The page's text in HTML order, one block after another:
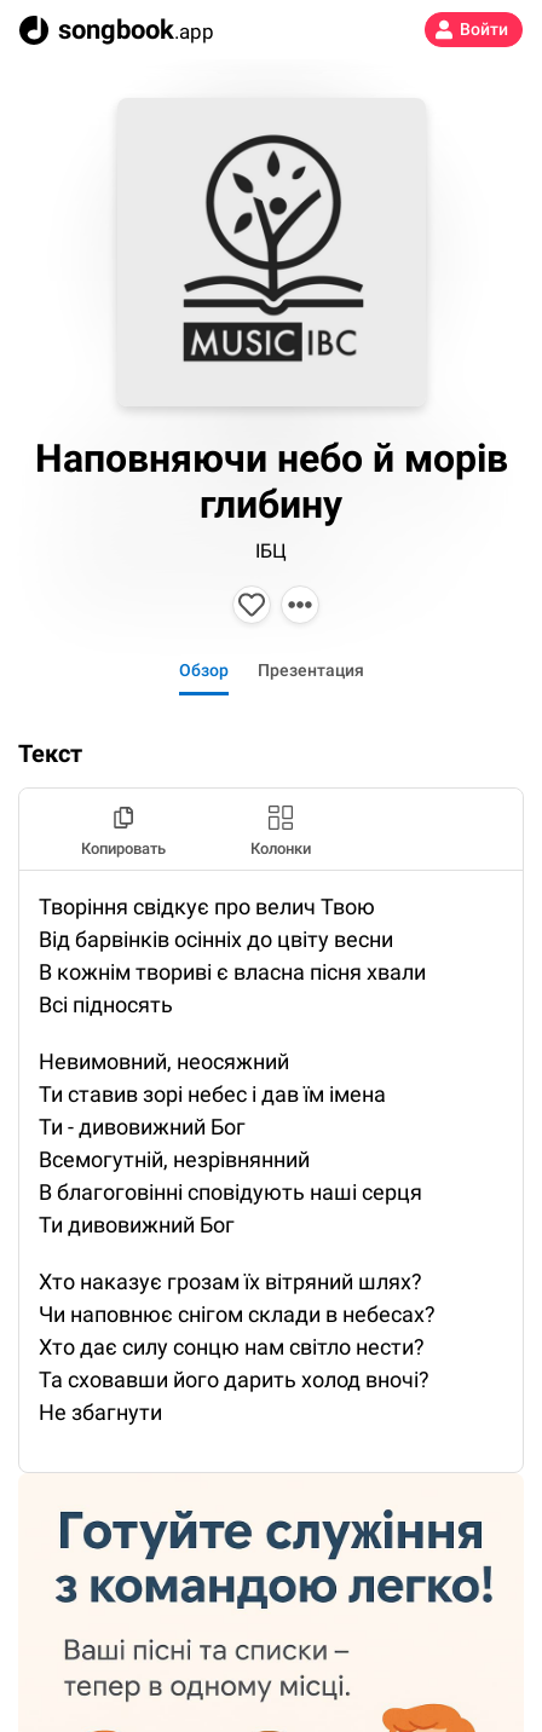
songbook.app Войти
Наповняючи небо й морів
глибину
ІБЦ
Обзор Презентация
Текст
Копировать Колонки
Творіння свідкує про велич Твою
Від барвінків осінніх до цвіту весни
В кожнім твориві є власна пісня хвали
Всі підносять
Невимовний, неосяжний
Ти ставив зорі небес і дав їм імена
Ти - дивовижний Бог
Всемогутній, незрівнянний
В благоговінні сповідують наші серця
Ти дивовижний Бог
Хто наказує грозам їх вітряний шлях?
Чи наповнює снігом склади в небесах?
Хто дає силу сонцю нам світло нести?
Та сховавши його дарить холод вночі?
Не збагнути